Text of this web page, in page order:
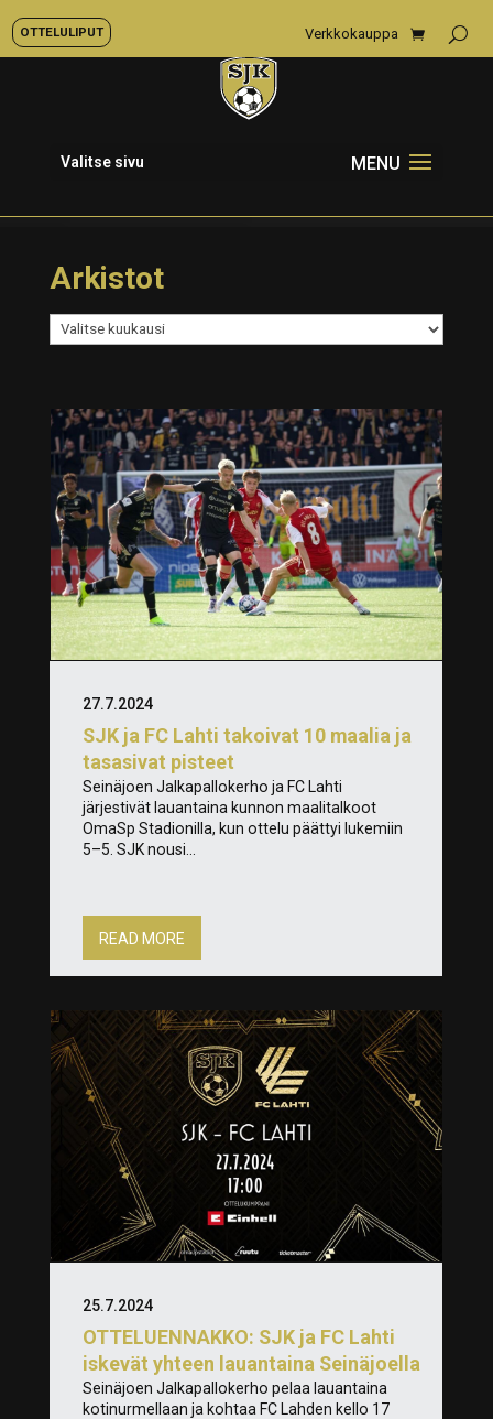
OTTELULIPUT Verkkokauppa
Valitse sivu
Arkistot
Arkistot
SJK ja FC Lahti takoivat 10 maalia ja
tasasivat pisteet
27.7.2024
Seinäjoen Jalkapallokerho ja FC Lahti
järjestivät lauantaina kunnon maalitalkoot
OmaSp Stadionilla, kun ottelu päättyi lukemiin
5–5. SJK nousi...
READ MORE
OTTELUENNAKKO: SJK ja FC Lahti
iskevät yhteen lauantaina Seinäjoella
25.7.2024
Seinäjoen Jalkapallokerho pelaa lauantaina
kotinurmellaan ja kohtaa FC Lahden kello 17